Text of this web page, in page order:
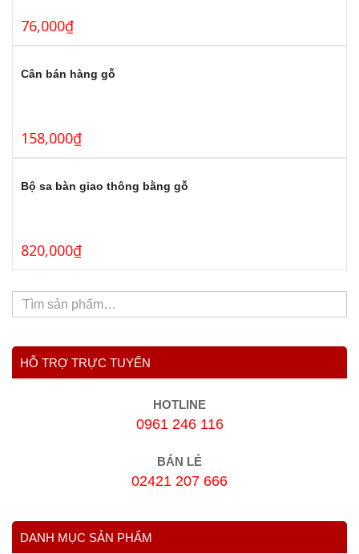
76,000₫
Cân bán hàng gỗ
158,000₫
Bộ sa bàn giao thông bằng gỗ
820,000₫
HỖ TRỢ TRỰC TUYẾN
HOTLINE
0961 246 116
BÁN LẺ
02421 207 666
DANH MỤC SẢN PHẨM